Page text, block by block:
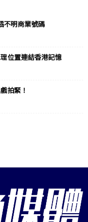
不明商業號碼
位置連結香港記憶
拍緊！